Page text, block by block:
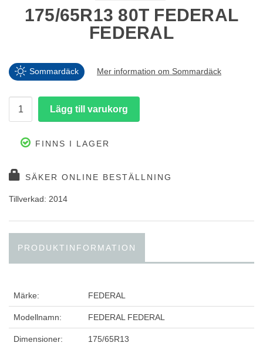
175/65R13 80T FEDERAL
FEDERAL
Sommardäck Mer information om Sommardäck
FINNS I LAGER
SÄKER ONLINE BESTÄLLNING
Tillverkad: 2014
PRODUKTINFORMATION
Märke: FEDERAL
Modellnamn: FEDERAL FEDERAL
Dimensioner: 175/65R13